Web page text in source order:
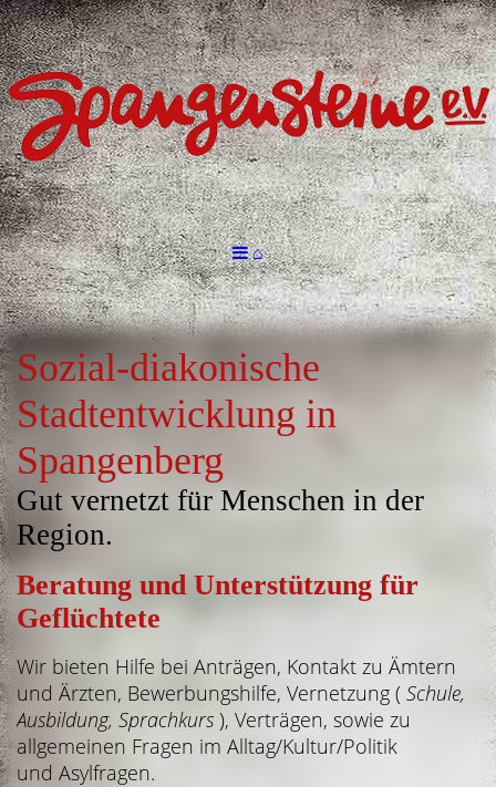
⌂
Sozial-diakonische
Stadtentwicklung in
Spangenberg
Gut vernetzt für Menschen in der
Region.
Beratung und Unterstützung für
Geflüchtete
Wir bieten Hilfe bei Anträgen, Kontakt zu Ämtern
und Ärzten, Bewerbungshilfe, Vernetzung ( Schule,
Ausbildung, Sprachkurs ), Verträgen, sowie zu
allgemeinen Fragen im Alltag/Kultur/Politik
und Asylfragen.